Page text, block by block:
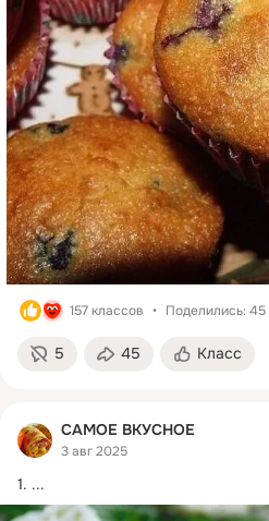
157 классов Поделились: 45
5 45 Класс
САМОЕ ВКУСНОЕ
3 авг 2025
1. ...